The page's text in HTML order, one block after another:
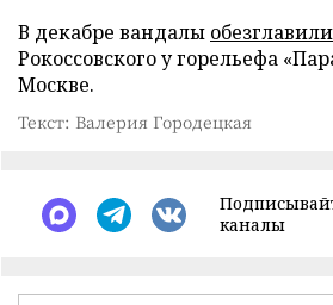
В декабре вандалы обезглавили
Рокоссовского у горельефа
Москве.
Текст: Валерия Городецкая
каналы